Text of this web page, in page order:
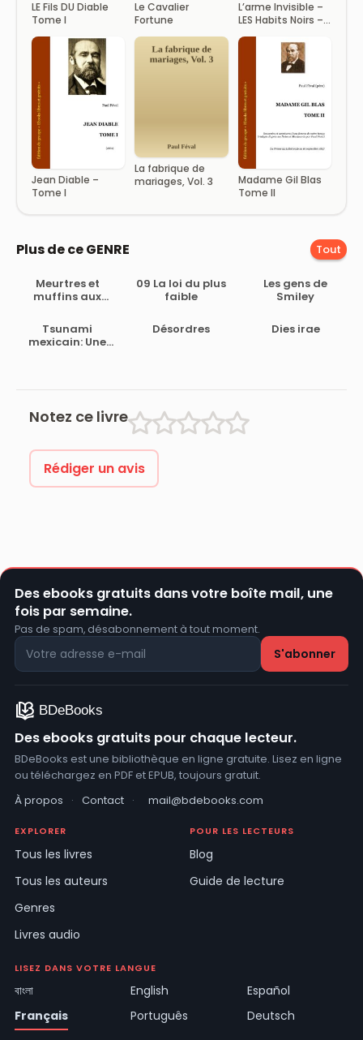
LE Fils DU Diable
Tome I
Le Cavalier
Fortune
L’arme Invisible –
LES Habits Noirs –
Jean Diable –
Tome I
La fabrique de
mariages, Vol. 3
Madame Gil Blas
Tome II
Plus de ce GENRE Tout
Meurtres et
muffins aux
09 La loi du plus
faible
Les gens de
Smiley
Tsunami
mexicain: Une
Désordres Dies irae
Notez ce livre
Rédiger un avis
Des ebooks gratuits dans votre boîte mail, une
fois par semaine.
Pas de spam, désabonnement à tout moment.
Des ebooks gratuits pour chaque lecteur.
BDeBooks est une bibliothèque en ligne gratuite. Lisez en ligne
ou téléchargez en PDF et EPUB, toujours gratuit.
À propos
· Contact · mail@bdebooks.com
EXPLORER
Tous les livres
Tous les auteurs
Genres
Livres audio
POUR LES LECTEURS
Blog
Guide de lecture
LISEZ DANS VOTRE LANGUE
বাংলা English
Español
Français
Português Deutsch